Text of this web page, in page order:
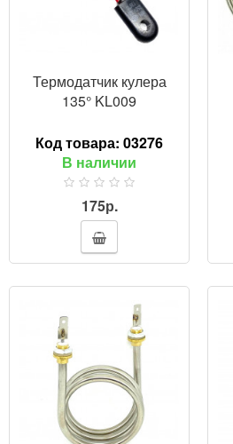
Термодатчик кулера
135° KL009
Код товара: 03276
В наличии
175р.